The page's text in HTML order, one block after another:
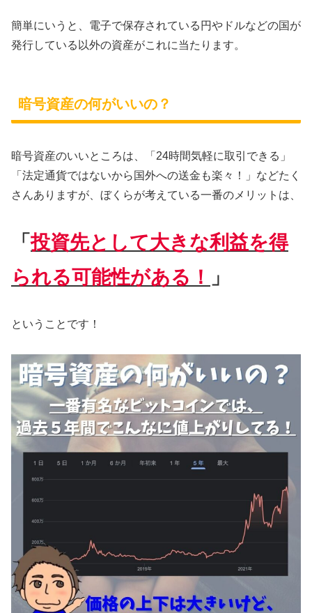
簡単にいうと、電子で保存されている円やドルなどの国が
発行している以外の資産がこれに当たります。
暗号資産の何がいいの？
暗号資産のいいところは、「24時間気軽に取引できる」
「法定通貨ではないから国外への送金も楽々！」などたく
さんありますが、ぼくらが考えている一番のメリットは、
「投資先として大きな利益を得
られる可能性がある！
」
ということです！